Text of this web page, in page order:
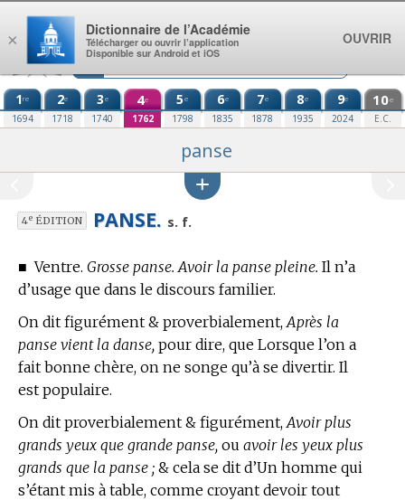
Aller au contenu
1re
1694
2e
1718
3e
1740
4e
1762
5e
1798
6e
1835
7e
1878
8e
1935
9e
2024
10e
E.C.
panse
4eÉDITION PANSE. s. f.
■Ventre. Grosse panse. Avoir la panse pleine. Il n’a
d’usage que dans le discours familier.
On dit figurément & proverbialement, Après la
panse vient la danse, pour dire, que Lorsque l’on a
fait bonne chère, on ne songe qu’à se divertir. Il
est populaire.
On dit proverbialement & figurément, Avoir plus
grands yeux que grande panse, ou avoir les yeux plus
grands que la panse ; & cela se dit d’Un homme qui
s’étant mis à table, comme croyant devoir tout
×
Dictionnaire de l’Académie
Télécharger ou ouvrir l’application
Disponible sur Android et iOS
OUVRIR